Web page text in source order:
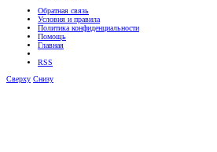
Обратная связь
Условия и правила
Политика конфиденциальности
Помощь
Главная
RSS
Сверху Снизу